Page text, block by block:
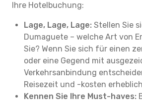
Ihre Hotelbuchung:
Lage, Lage, Lage: Stellen Sie
Dumaguete – welche Art von
Sie? Wenn Sie sich für einen
oder eine Gegend mit
Verkehrsanbindung
Reisezeit und -kosten
Kennen Sie Ihre Must-haves: